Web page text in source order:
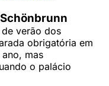
verão dos
obrigatória em
mas
o palácio